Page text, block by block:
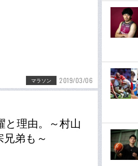
マラソン 2019/03/06
と理由。～村山
弟も～